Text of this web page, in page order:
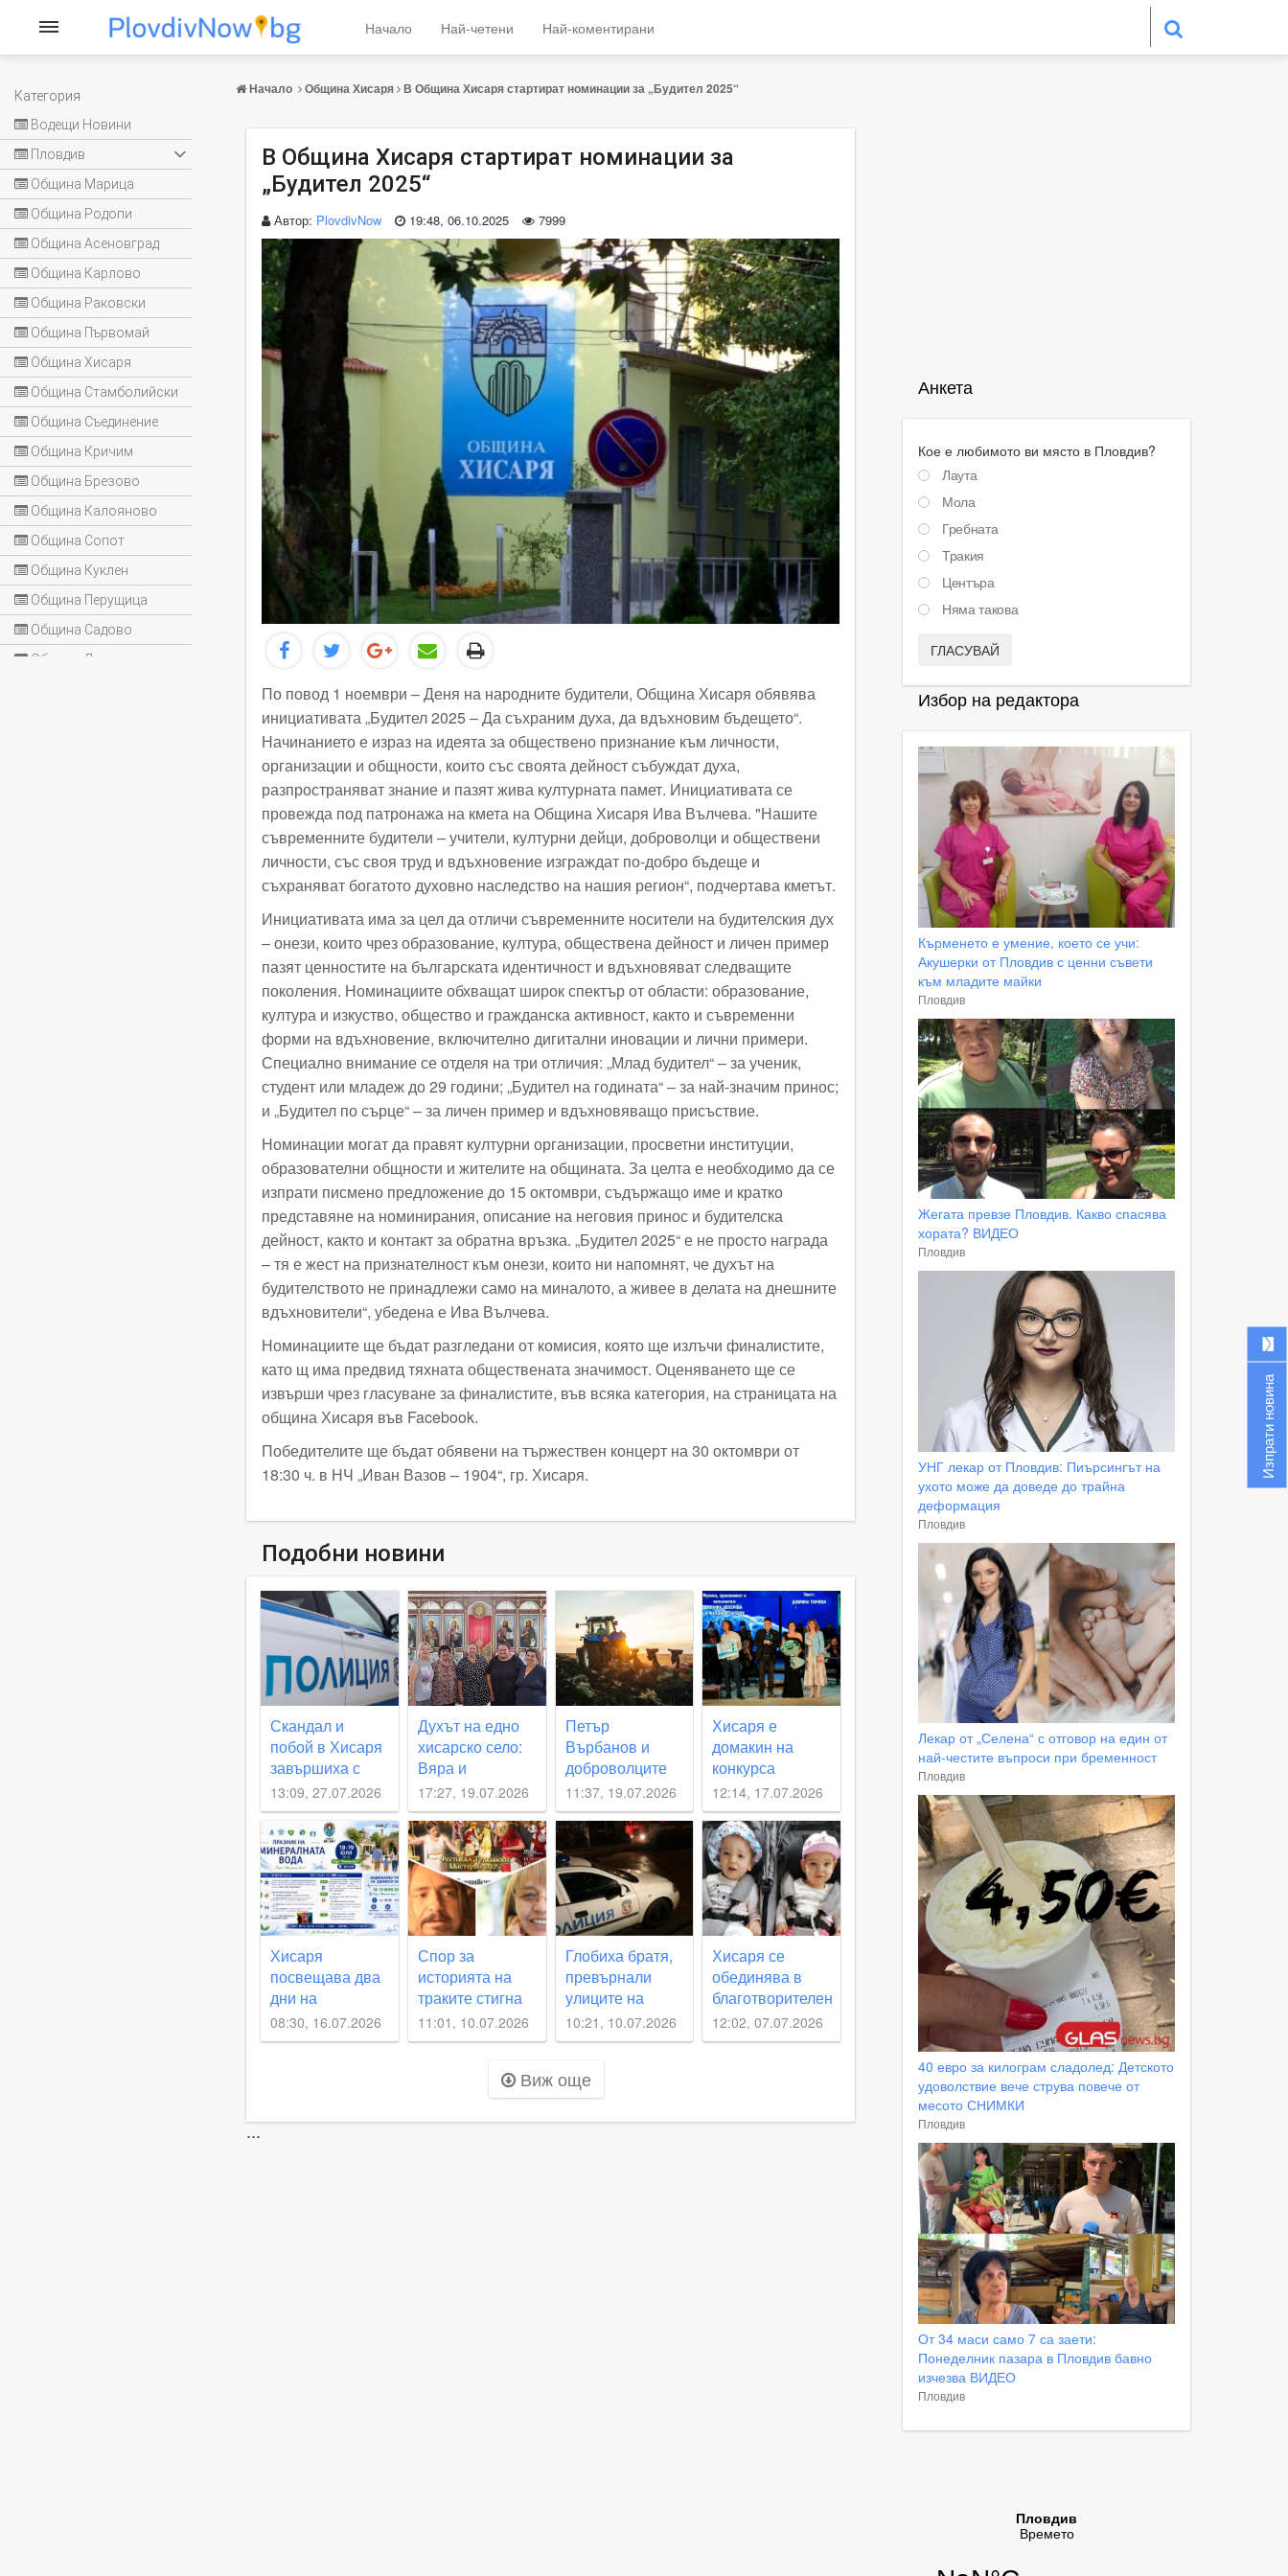
Категория
Водещи Новини
Пловдив
Община Марица
Община Родопи
Община Асеновград
Община Карлово
Община Раковски
Община Първомай
Община Хисаря
Община Стамболийски
Община Съединение
Община Кричим
Община Брезово
Община Калояново
Община Сопот
Община Куклен
Община Перущица
Община Садово
Община Лъки
Начало Най-четени Най-коментирани
Начало Община Хисаря В Община Хисаря стартират номинации за „Будител 2025“
В Община Хисаря стартират номинации за
„Будител 2025“
Автор: PlovdivNow 19:48, 06.10.2025 7999
По повод 1 ноември – Деня на народните будители, Община Хисаря обявява
инициативата „Будител 2025 – Да съхраним духа, да вдъхновим бъдещето“.
Начинанието е израз на идеята за обществено признание към личности,
организации и общности, които със своята дейност събуждат духа,
разпространяват знание и пазят жива културната памет. Инициативата се
провежда под патронажа на кмета на Община Хисаря Ива Вълчева. "Нашите
съвременните будители – учители, културни дейци, доброволци и обществени
личности, със своя труд и вдъхновение изграждат по-добро бъдеще и
съхраняват богатото духовно наследство на нашия регион“, подчертава кметът.
Инициативата има за цел да отличи съвременните носители на будителския дух
– онези, които чрез образование, култура, обществена дейност и личен пример
пазят ценностите на българската идентичност и вдъхновяват следващите
поколения. Номинациите обхващат широк спектър от области: образование,
култура и изкуство, общество и гражданска активност, както и съвременни
форми на вдъхновение, включително дигитални иновации и лични примери.
Специално внимание се отделя на три отличия: „Млад будител“ – за ученик,
студент или младеж до 29 години; „Будител на годината“ – за най-значим принос;
и „Будител по сърце“ – за личен пример и вдъхновяващо присъствие.
Номинации могат да правят културни организации, просветни институции,
образователни общности и жителите на общината. За целта е необходимо да се
изпрати писмено предложение до 15 октомври, съдържащо име и кратко
представяне на номинирания, описание на неговия принос и будителска
дейност, както и контакт за обратна връзка. „Будител 2025“ е не просто награда
– тя е жест на признателност към онези, които ни напомнят, че духът на
будителството не принадлежи само на миналото, а живее в делата на днешните
вдъхновители“, убедена е Ива Вълчева.
Номинациите ще бъдат разгледани от комисия, която ще излъчи финалистите,
като щ има предвид тяхната обществената значимост. Оценяването ще се
извърши чрез гласуване за финалистите, във всяка категория, на страницата на
община Хисаря във Facebook.
Победителите ще бъдат обявени на тържествен концерт на 30 октомври от
18:30 ч. в НЧ „Иван Вазов – 1904“, гр. Хисаря.
Подобни новини
Скандал и
побой в Хисаря
завършиха с
арест
13:09, 27.07.2026
Духът на едно
хисарско село:
Вяра и
единство
възродиха 137-
годишния храм
на Черничево
17:27, 19.07.2026
Петър
Върбанов и
доброволците
от Хисаря,
които не чакат
институциите, а
действат
11:37, 19.07.2026
Хисаря е
домакин на
конкурса
“Мелодията на
водата“,
публиката влиза
безплатно
12:14, 17.07.2026
Хисаря
посвещава два
дни на
минералната
вода, здравето
08:30, 16.07.2026
Спор за
историята на
траките стигна
до съда в
Пловдив
11:01, 10.07.2026
Глобиха братя,
превърнали
улиците на
Хисаря в писта
10:21, 10.07.2026
Хисаря се
обединява в
благотворителен
концерт за Иван
и Беатриче
12:02, 07.07.2026
Виж още
...
Анкета
Кое е любимото ви място в Пловдив?
Лаута
Мола
Гребната
Тракия
Центъра
Няма такова
ГЛАСУВАЙ
Избор на редактора
Кърменето е умение, което се учи:
Акушерки от Пловдив с ценни съвети
към младите майки
Пловдив
Жегата превзе Пловдив. Какво спасява
хората? ВИДЕО
Пловдив
УНГ лекар от Пловдив: Пиърсингът на
ухото може да доведе до трайна
деформация
Пловдив
Лекар от „Селена“ с отговор на един от
най-честите въпроси при бременност
Пловдив
40 евро за килограм сладолед: Детското
удоволствие вече струва повече от
месото СНИМКИ
Пловдив
От 34 маси само 7 са заети:
Понеделник пазара в Пловдив бавно
изчезва ВИДЕО
Пловдив
Изпрати новина